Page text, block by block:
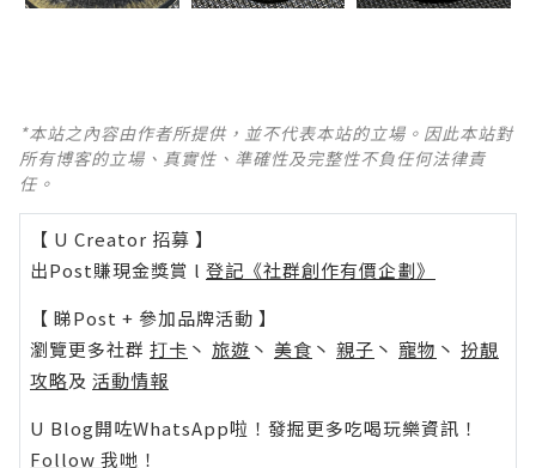
*本站之內容由作者所提供，並不代表本站的立場。因此本站對
所有博客的立場、真實性、準確性及完整性不負任何法律責
任。
【 U Creator 招募 】
出Post賺現金獎賞 l 登記《社群創作有價企劃》
【 睇Post + 參加品牌活動 】
瀏覽更多社群 打卡 丶 旅遊 丶 美食 丶 親子 丶 寵物 丶 扮靚
攻略及 活動情報
U Blog開咗WhatsApp啦！發掘更多吃喝玩樂資訊！
Follow 我哋 ！